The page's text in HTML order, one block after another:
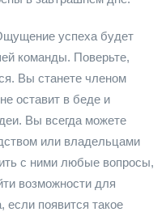
успеха будет
команды. Поверьте,
Вы станете членом
оставит в беде и
Вы всегда можете
или владельцами
с ними любые вопросы,
возможности для
если появится такое